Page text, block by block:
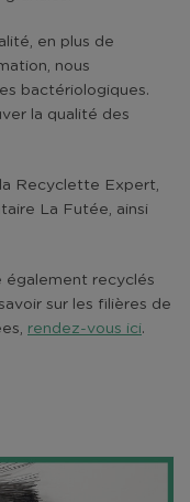
en plus de
nous
bactériologiques.
la qualité des
Recyclette Expert,
La Futée, ainsi
également recyclés
sur les filières de
rendez-vous ici.